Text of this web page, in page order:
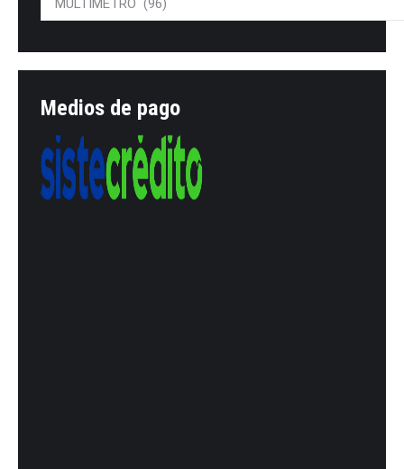
Medios de pago